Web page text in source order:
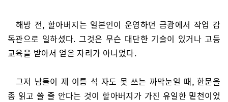
해방 전, 할아버지는 일본인이 운영하던 금광에서 작업 감
독관으로 일하셨다. 그것은 무슨 대단한 기술이 있거나 고등
교육을 받아서 얻은 자리가 아니었다.
그저 남들이 제 이름 석 자도 못 쓰는 까막눈일 때, 한문을
좀 읽고 쓸 줄 안다는 것이 할아버지가 가진 유일한 밑천이었